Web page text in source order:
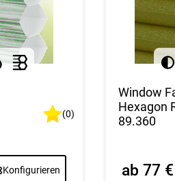
(0)
Konfigurieren
Window
Hexagon
89.360
ab 77 €